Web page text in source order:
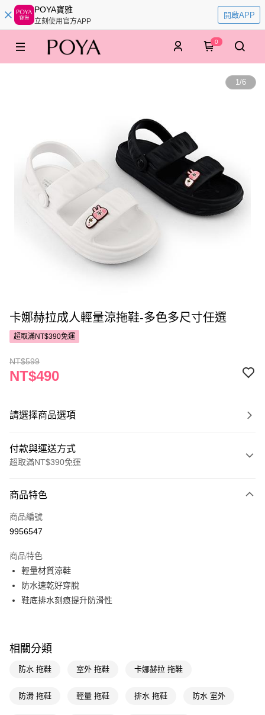
POYA寶雅
立刻使用官方APP
開啟APP
0
1/6
卡娜赫拉成人輕量涼拖鞋-多色多尺寸任選
超取滿NT$390免運
NT$599
NT$490
請選擇商品選項
付款與運送方式
超取滿NT$390免運
POYA支付
信用卡一次付款
LINE Pay
Apple Pay
Google Pay
相關說明
商品特色
商品編號
9956547
商品特色
輕量材質涼鞋
防水速乾好穿脫
鞋底排水刻痕提升防滑性
相關分類
防水 拖鞋 室外 拖鞋 卡娜赫拉 拖鞋
防滑 拖鞋 輕量 拖鞋 排水 拖鞋 防水 室外